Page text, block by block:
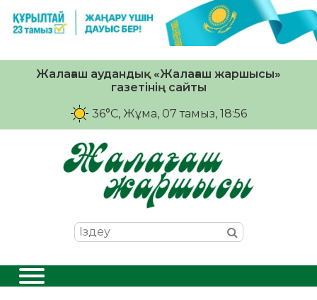
Жалағаш аудандық «Жалағаш жаршысы»
газетінің сайты
36°C, Жұма, 07 тамыз, 18:56